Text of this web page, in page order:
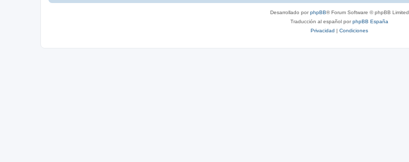
Desarrollado porphpBB® Forum Software © phpBB Limited
Traducción al español porphpBB España
Privacidad | Condiciones